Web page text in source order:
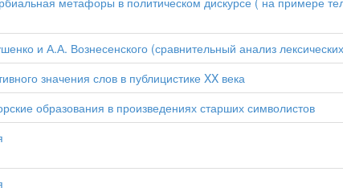
и А.А. Вознесенского (сравнительный анализ
значения слов в публицистике XX века
образования в произведениях старших символистов